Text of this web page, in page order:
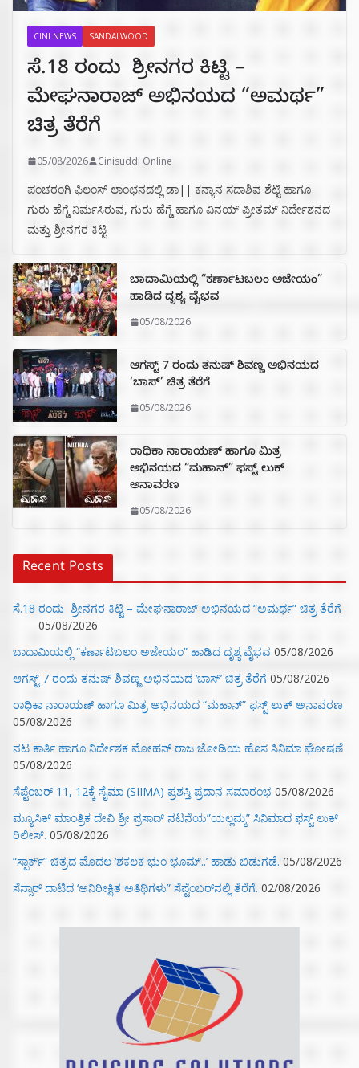
CINI NEWS SANDALWOOD
ಸೆ.18 ರಂದು ಶ್ರೀನಗರ ಕಿಟ್ಟಿ –
ಮೇಘನಾರಾಜ್ ಅಭಿನಯದ “ಅಮರ್ಥ”
ಚಿತ್ರ ತೆರೆಗೆ
05/08/2026 Cinisuddi Online
ಪಂಚರಂಗಿ ಫಿಲಂಸ್ ಲಾಂಛನದಲ್ಲಿ ಡಾ|| ಕನ್ಯಾನ ಸದಾಶಿವ ಶೆಟ್ಟಿ ಹಾಗೂ
ಗುರು ಹೆಗ್ಡೆ ನಿರ್ಮಸಿರುವ, ಗುರು ಹೆಗ್ಡೆ ಹಾಗೂ ವಿನಯ್ ಪ್ರೀತಮ್ ನಿರ್ದೇಶನದ
ಮತ್ತು ಶ್ರೀನಗರ ಕಿಟ್ಟಿ
ಬಾದಾಮಿಯಲ್ಲಿ “ಕರ್ಣಾಟಬಲಂ ಅಜೇಯಂ”
ಹಾಡಿದ ದೃಶ್ಯ ವೈಭವ
05/08/2026
ಆಗಸ್ಟ್ 7 ರಂದು ತನುಷ್ ಶಿವಣ್ಣ ಅಭಿನಯದ
‘ಬಾಸ್’ ಚಿತ್ರ ತೆರೆಗೆ
05/08/2026
ರಾಧಿಕಾ ನಾರಾಯಣ್ ಹಾಗೂ ಮಿತ್ರ
ಅಭಿನಯದ “ಮಹಾನ್” ಫಸ್ಟ್ ಲುಕ್
ಅನಾವರಣ
05/08/2026
Recent Posts
ಸೆ.18 ರಂದು ಶ್ರೀನಗರ ಕಿಟ್ಟಿ – ಮೇಘನಾರಾಜ್ ಅಭಿನಯದ “ಅಮರ್ಥ” ಚಿತ್ರ ತೆರೆಗೆ
05/08/2026
ಬಾದಾಮಿಯಲ್ಲಿ “ಕರ್ಣಾಟಬಲಂ ಅಜೇಯಂ” ಹಾಡಿದ ದೃಶ್ಯ ವೈಭವ 05/08/2026
ಆಗಸ್ಟ್ 7 ರಂದು ತನುಷ್ ಶಿವಣ್ಣ ಅಭಿನಯದ ‘ಬಾಸ್’ ಚಿತ್ರ ತೆರೆಗೆ 05/08/2026
ರಾಧಿಕಾ ನಾರಾಯಣ್ ಹಾಗೂ ಮಿತ್ರ ಅಭಿನಯದ “ಮಹಾನ್” ಫಸ್ಟ್ ಲುಕ್ ಅನಾವರಣ
05/08/2026
ನಟ ಕಾರ್ತಿ ಹಾಗೂ ನಿರ್ದೇಶಕ ಮೋಹನ್ ರಾಜ ಜೋಡಿಯ ಹೊಸ ಸಿನಿಮಾ ಘೋಷಣೆ
05/08/2026
ಸೆಪ್ಟೆಂಬರ್ 11, 12ಕ್ಕೆ ಸೈಮಾ (SIIMA) ಪ್ರಶಸ್ತಿ ಪ್ರದಾನ ಸಮಾರಂಭ 05/08/2026
ಮ್ಯೂಸಿಕ್‌ ಮಾಂತ್ರಿಕ ದೇವಿ ಶ್ರೀ ಪ್ರಸಾದ್ ನಟನೆಯ”ಯಲ್ಲಮ್ಮ” ಸಿನಿಮಾದ ಫಸ್ಟ್‌ ಲುಕ್‌
ರಿಲೀಸ್. 05/08/2026
“ಸ್ಪಾರ್ಕ್” ಚಿತ್ರದ ಮೊದಲ‌ ‘ಶಕಲಕ ಭುಂ‌ ಭೂಮ್..’ ಹಾಡು ಬಿಡುಗಡೆ. 05/08/2026
ಸೆನ್ಸಾರ್ ದಾಟಿದ ‘ಅನಿರೀಕ್ಷಿತ ಅತಿಥಿಗಳು” ಸೆಪ್ಟೆಂಬರ್‌ನಲ್ಲಿ ತೆರೆಗೆ. 02/08/2026